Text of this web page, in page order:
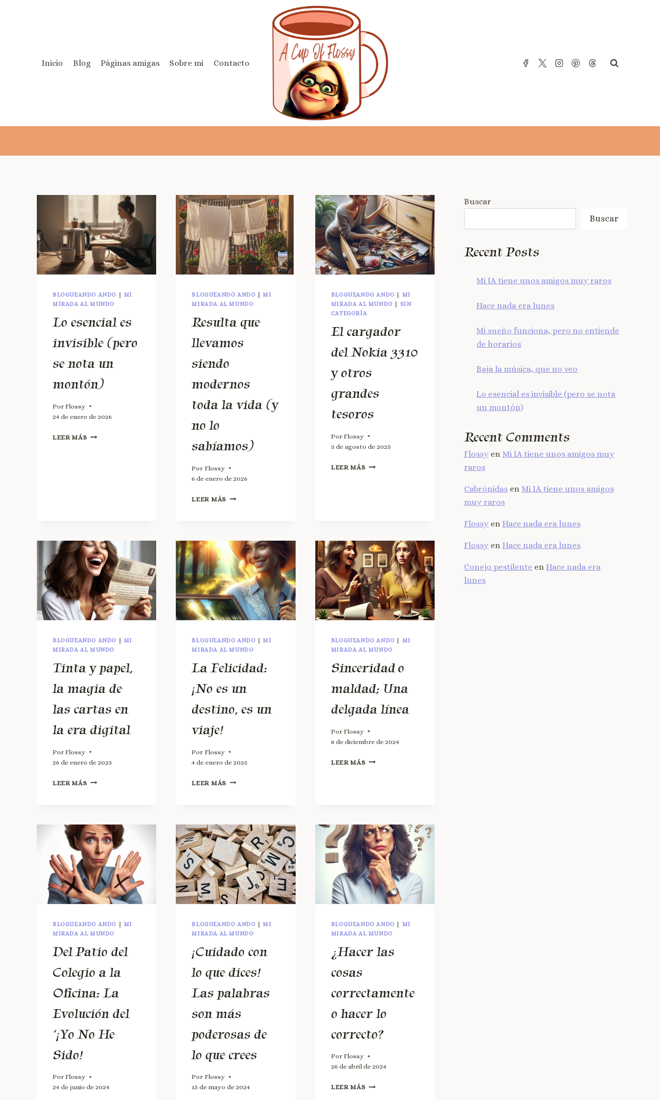
Inicio Blog Páginas amigas Sobre mi Contacto
BLOGUEANDO ANDO
MI
MIRADA AL MUNDO
Lo esencial es
invisible (pero
se nota un
montón)
Por Flossy
24 de enero de 2026
LEER MÁS
BLOGUEANDO ANDO
MI
MIRADA AL MUNDO
Resulta que
llevamos
siendo
modernos
toda la vida (y
no lo
sabíamos)
Por Flossy
6 de enero de 2026
LEER MÁS
BLOGUEANDO ANDO
MI
MIRADA AL MUNDO
SIN
CATEGORÍA
El cargador
del Nokia 3310
y otros
grandes
tesoros
Por Flossy
3 de agosto de 2025
LEER MÁS
BLOGUEANDO ANDO
MI
MIRADA AL MUNDO
Tinta y papel,
la magia de
las cartas en
la era digital
Por Flossy
26 de enero de 2025
LEER MÁS
BLOGUEANDO ANDO
MI
MIRADA AL MUNDO
La Felicidad:
¡No es un
destino, es un
viaje!
Por Flossy
4 de enero de 2025
LEER MÁS
BLOGUEANDO ANDO
MI
MIRADA AL MUNDO
Sinceridad o
maldad; Una
delgada línea
Por Flossy
8 de diciembre de 2024
LEER MÁS
BLOGUEANDO ANDO
MI
MIRADA AL MUNDO
Del Patio del
Colegio a la
Oficina: La
Evolución del
‘¡Yo No He
Sido!
Por Flossy
24 de junio de 2024
BLOGUEANDO ANDO
MI
MIRADA AL MUNDO
¡Cuidado con
lo que dices!
Las palabras
son más
poderosas de
lo que crees
Por Flossy
15 de mayo de 2024
BLOGUEANDO ANDO
MI
MIRADA AL MUNDO
¿Hacer las
cosas
correctamente
o hacer lo
correcto?
Por Flossy
26 de abril de 2024
LEER MÁS
Buscar
Buscar
Recent Posts
Mi IA tiene unos amigos muy raros
Hace nada era lunes
Mi sueño funciona, pero no entiende
de horarios
Baja la música, que no veo
Lo esencial es invisible (pero se nota
un montón)
Recent Comments
Flossyen Mi IA tiene unos amigos muy
raros
Cabrónidasen Mi IA tiene unos amigos
muy raros
Flossyen Hace nada era lunes
Flossyen Hace nada era lunes
Conejo pestilente en Hace nada era
lunes